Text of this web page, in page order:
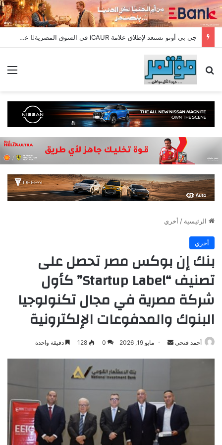
جي بي أوتو تستعد لإطلاق علامة iCAUR في السوق المصرية علامة عالمية جديدة لسيارات الطاقة الجديدة تجمع بين التكنولوجيا الذكية والتصميم الجريء وروح المغامر
بحث عن
الرئيسية / أخري
أخري
بنك إن بوكس مصر تحصل على
تصنيف “Startup Label” كأول
شركة مصرية في مجال تكنولوجيا
البنوك والمدفوعات الإلكترونية
أحمد فتحي
أرسل مايو 19, 2026 0
128 دقيقة واحدة